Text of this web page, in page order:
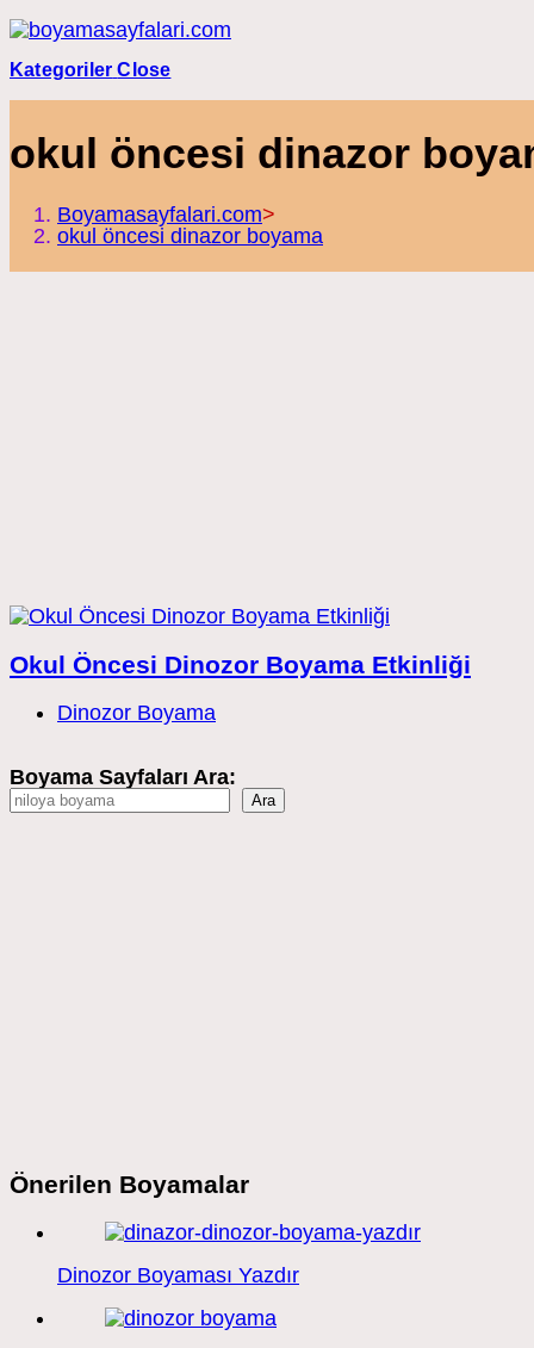
Skip
to
content
Kategoriler Close
okul öncesi dinazor
Boyamasayfalari.com>
okul öncesi dinazor boyama
Okul Öncesi Dinozor Boyama Etkinliği
Post
Dinozor Boyama
Boyama Sayfaları Ara:
Ara
Önerilen Boyamalar
Dinozor Boyaması Yazdır